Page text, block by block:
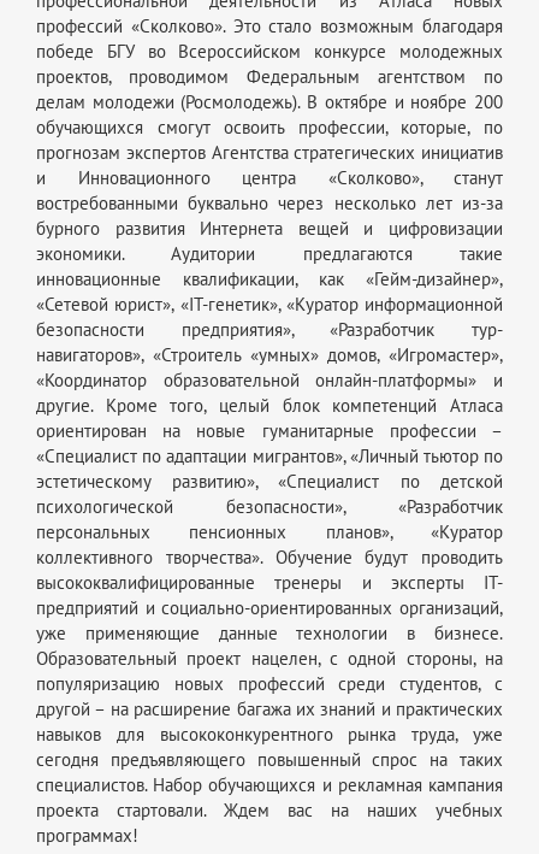
профессий «Сколково». Это стало возможным благодаря
победе БГУ во Всероссийском конкурсе молодежных
проектов, проводимом Федеральным агентством по
делам молодежи (Росмолодежь). В октябре и ноябре 200
обучающихся смогут освоить профессии, которые, по
прогнозам экспертов Агентства стратегических инициатив
и Инновационного центра «Сколково», станут
востребованными буквально через несколько лет из-за
бурного развития Интернета вещей и цифровизации
экономики. Аудитории предлагаются такие
инновационные квалификации, как «Гейм-дизайнер»,
«Сетевой юрист», «IT-генетик», «Куратор информационной
безопасности предприятия», «Разработчик тур-
навигаторов», «Строитель «умных» домов, «Игромастер»,
«Координатор образовательной онлайн-платформы» и
другие. Кроме того, целый блок компетенций Атласа
ориентирован на новые гуманитарные профессии –
«Специалист по адаптации мигрантов», «Личный тьютор по
эстетическому развитию», «Специалист по детской
психологической безопасности», «Разработчик
персональных пенсионных планов», «Куратор
коллективного творчества». Обучение будут проводить
высококвалифицированные тренеры и эксперты IT-
предприятий и социально-ориентированных организаций,
уже применяющие данные технологии в бизнесе.
Образовательный проект нацелен, с одной стороны, на
популяризацию новых профессий среди студентов, с
другой – на расширение багажа их знаний и практических
навыков для высококонкурентного рынка труда, уже
сегодня предъявляющего повышенный спрос на таких
специалистов. Набор обучающихся и рекламная кампания
проекта стартовали. Ждем вас на наших учебных
программах!